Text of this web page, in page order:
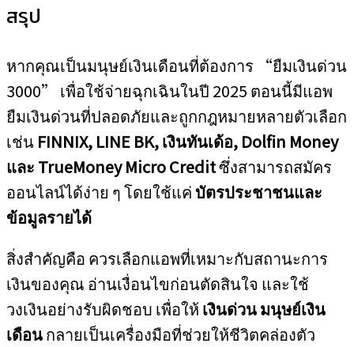
สรุป
หากคุณเป็นมนุษย์เงินเดือนที่ต้องการ “ยืมเงินด่วน
3000” เพื่อใช้จ่ายฉุกเฉินในปี 2025 ตอนนี้มีแอพ
ยืมเงินด่วนที่ปลอดภัยและถูกกฎหมายหลายตัวเลือก
เช่น FINNIX, LINE BK, เงินทันเด้อ, Dolfin Money
และ TrueMoney Micro Creditซึ่งสามารถสมัคร
ออนไลน์ได้ง่าย ๆ โดยใช้แค่บัตรประชาชนและ
ข้อมูลรายได้
สิ่งสำคัญคือ ควรเลือกแอพที่เหมาะกับสถานะการ
เงินของคุณ อ่านเงื่อนไขก่อนตัดสินใจ และใช้
วงเงินอย่างรับผิดชอบ เพื่อให้ เงินด่วน มนุษย์เงิน
เดือนกลายเป็นเครื่องมือที่ช่วยให้ชีวิตคล่องตัว